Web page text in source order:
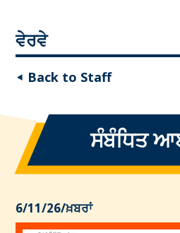
ਵੇਰਵੇ
◂ Back to Staff
ਸੰਬੰਧਿਤ
6/11/26/ਖ਼ਬਰਾਂ